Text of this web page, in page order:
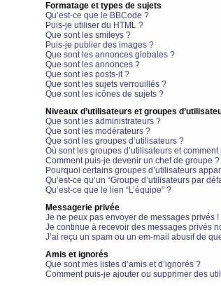
Formatage et types de sujets
Qu’est-ce que le BBCode ?
Puis-je utiliser du HTML ?
Que sont les smileys ?
Puis-je publier des images ?
Que sont les annonces globales ?
Que sont les annonces ?
Que sont les posts-it ?
Que sont les sujets verrouillés ?
Que sont les icônes de sujets ?
Niveaux d’utilisateurs et groupes
Que sont les administrateurs ?
Que sont les modérateurs ?
Que sont les groupes d’utilisateurs ?
Où sont les groupes d’utilisateurs et
Comment puis-je devenir un chef de groupe ?
Pourquoi certains groupes d’utilisateurs
Qu’est-ce qu’un “Groupe d’utilisateurs par
Qu’est-ce que le lien “L’équipe” ?
Messagerie privée
Je ne peux pas envoyer de messages privés !
Je continue à recevoir des messages privés
J’ai reçu un spam ou un em-mail abusif de
Amis et ignorés
Que sont mes listes d’amis et d’ignorés ?
Comment puis-je ajouter ou supprimer des